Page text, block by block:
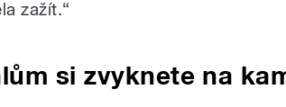
zažít.“
si zvyknete na